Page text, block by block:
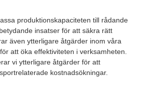
produktionskapaciteten till rådande
insatser för att säkra rätt
även ytterligare åtgärder inom våra
att öka effektiviteten i verksamheten.
vi ytterligare åtgärder för att
kostnadsökningar.